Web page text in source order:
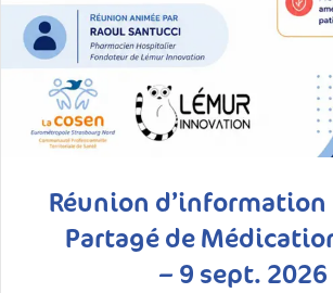
Réunion d’information
Partagé de
– 9 sept. 2026